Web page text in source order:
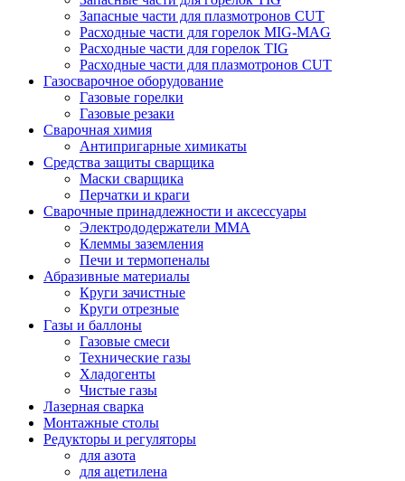
Запасные части для плазмотронов CUT
Расходные части для горелок MIG-MAG
Расходные части для горелок TIG
Расходные части для плазмотронов CUT
Газосварочное оборудование
Газовые горелки
Газовые резаки
Сварочная химия
Антипригарные химикаты
Средства защиты сварщика
Маски сварщика
Перчатки и краги
Сварочные принадлежности и аксессуары
Электрододержатели MMA
Клеммы заземления
Печи и термопеналы
Абразивные материалы
Круги зачистные
Круги отрезные
Газы и баллоны
Газовые смеси
Технические газы
Хладогенты
Чистые газы
Лазерная сварка
Монтажные столы
Редукторы и регуляторы
для азота
для ацетилена